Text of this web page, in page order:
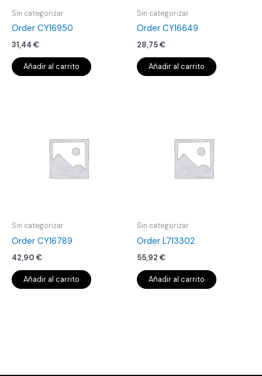
Sin categorizar
Order CY16950
31,44 €
Añadir al carrito
Sin categorizar
Order CY16649
28,75€
Añadir al carrito
Sin categorizar
Order CY16789
42,90 €
Añadir al carrito
Sin categorizar
Order L713302
55,92 €
Añadir al carrito